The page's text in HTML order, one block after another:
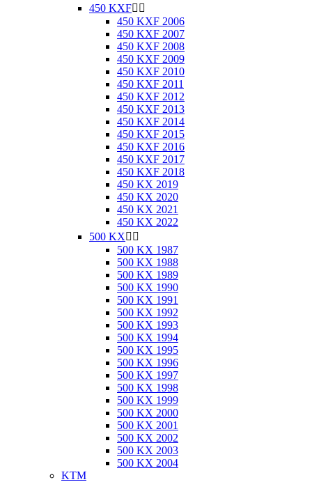
450 KXF 
450 KXF 2006
450 KXF 2007
450 KXF 2008
450 KXF 2009
450 KXF 2010
450 KXF 2011
450 KXF 2012
450 KXF 2013
450 KXF 2014
450 KXF 2015
450 KXF 2016
450 KXF 2017
450 KXF 2018
450 KX 2019
450 KX 2020
450 KX 2021
450 KX 2022
500 KX 
500 KX 1987
500 KX 1988
500 KX 1989
500 KX 1990
500 KX 1991
500 KX 1992
500 KX 1993
500 KX 1994
500 KX 1995
500 KX 1996
500 KX 1997
500 KX 1998
500 KX 1999
500 KX 2000
500 KX 2001
500 KX 2002
500 KX 2003
500 KX 2004
KTM